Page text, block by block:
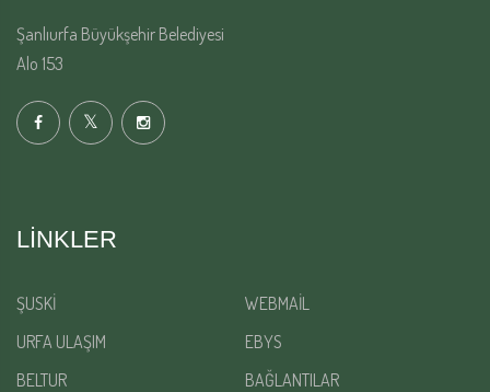
Şanlıurfa Büyükşehir Belediyesi
Alo 153
LINKLER
ŞUSKİ
WEBMAİL
URFA ULAŞIM
EBYS
BELTUR
BAĞLANTILAR